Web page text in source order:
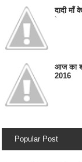
दादी
`
आज का
2016
Popular Post